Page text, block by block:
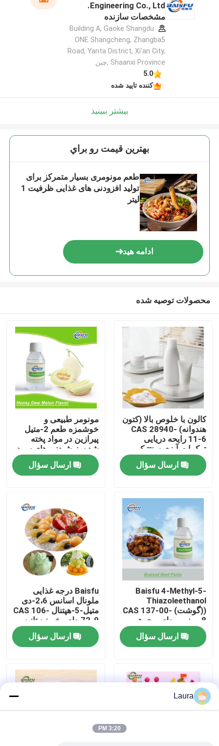
خونه
نمایش VR
درباره ما
تور کارخانه
کنترل کیفیت
با ما تماس بگیرید
اخبار
Engineering Co., Ltd.
مشخصات سازنده
Building A, Gaoke Shangdu
ONE Shangcheng, Zhangba5
Road, Yanta District, Xi'an City,
Shaanxi Province ,چین
5.0
کننده تایید شده
بیشتر ببینید
بهترين قيمت رو براي
طعم مونومری بسیار متمرکز برای
تولید افزودنی های غذایی ظرفیت 1
لیتر
ادامه هید
محصولات توصیه شده
کالون با خلوص بالا (کتون
هندوانه) CAS 28940-
11-6 رایحه دریایی
ترکیبات آبزی سنتتیک
برای عطرسازی و لوازم
آرایشی ارسال سؤال
مونومر طبیعی و
خوشمزه طعم 2-متیل
پیرازین در مواد پخته
شده، نوشیدنی های سرد،
تنباکو استفاده می شود
ارسال سؤال
Baisfu 4-Methyl-5-
Thiazoleethanol
((گوشت) CAS 137-00-
8 مونومر طعم، جوهر
کمک کننده
ارسال سؤال
Baisfu درجه غذایی
ملونال اسانس 2،6-دی
متیل-5-هپتنال CAS 106-
72-9 طعم خربزه تازه
برای نوشیدنی و عطر
روزانه
ارسال سؤال
Laura
3:20 PM